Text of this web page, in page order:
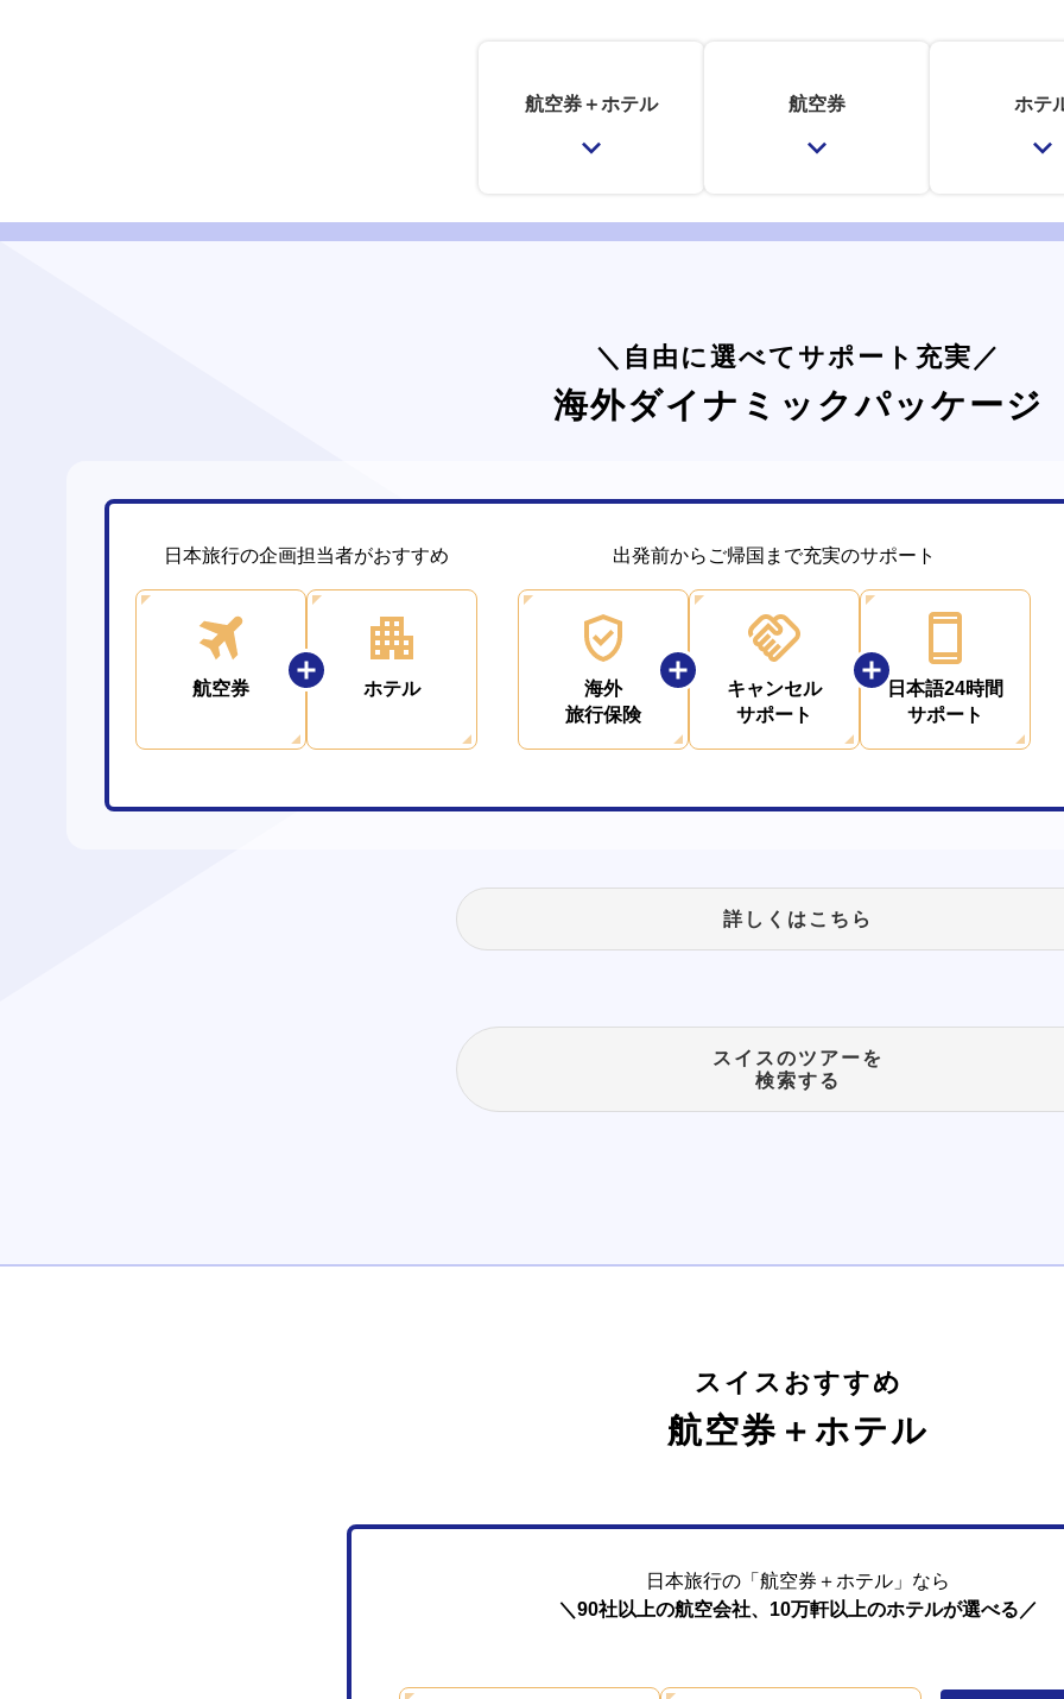
航空券＋ホテル 航空券 ホテ
＼自由に選べてサポート充実／
海外ダイナミックパッケージ
日本旅行の企画担当者がおすすめ
航空券 ホテル
出発前からご帰国まで充実のサポート
海外
旅行保険
キャンセル
サポート
日本語24時間
サポート
詳しくはこちら
スイスのツアーを
検索する
スイスおすすめ
航空券＋ホテル
日本旅行の「航空券＋ホテル」なら
＼ 90社以上の航空会社、 10万軒以上のホテルが選べる ／